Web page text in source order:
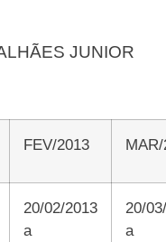
JUNIOR
FEV/2013
20/02/2013
a
20/03/2013
a